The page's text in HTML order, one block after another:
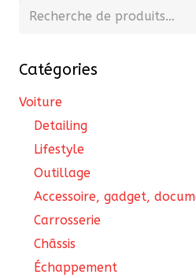
Recherche
Catégories
Voiture
Detailing
Lifestyle
Outillage
Accessoire, gadget,
Carrosserie
Châssis
Échappement